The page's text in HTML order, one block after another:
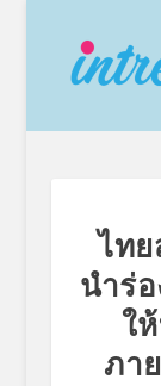
ไท
นำร่อ
ใ
ภา